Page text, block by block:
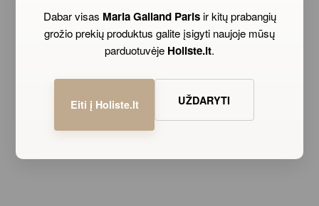
Dabar visas Maria Galland Parisir kitų prabangių
grožio prekių produktus galite įsigyti naujoje mūsų
parduotuvėje Holiste.lt.
Eiti į Holiste.lt UŽDARYTI
PAPILDYKITE SAVO ODOS PRIEŽIŪROS RITUALĄ